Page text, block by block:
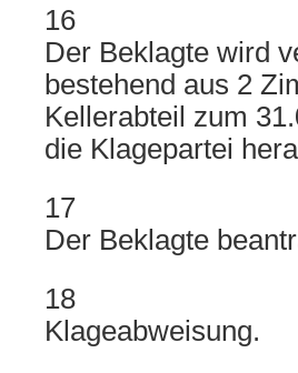
16
Der Beklagte wird
bestehend aus 2
Kellerabteil zum
die Klagepartei
17
Der Beklagte
18
Klageabweisung.